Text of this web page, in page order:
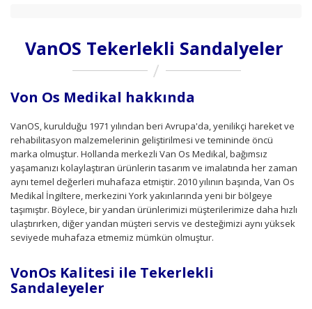
VanOS Tekerlekli Sandalyeler
Von Os Medikal hakkında
VanOS, kurulduğu 1971 yılından beri Avrupa'da, yenilikçi hareket ve
rehabilitasyon malzemelerinin geliştirilmesi ve temininde öncü
marka olmuştur. Hollanda merkezli Van Os Medikal, bağımsız
yaşamanızı kolaylaştıran ürünlerin tasarım ve imalatında her zaman
aynı temel değerleri muhafaza etmiştir. 2010 yılının başında, Van Os
Medikal İngiltere, merkezini York yakınlarında yeni bir bölgeye
taşımıştır. Böylece, bir yandan ürünlerimizi müşterilerimize daha hızlı
ulaştırırken, diğer yandan müşteri servis ve desteğimizi aynı yüksek
seviyede muhafaza etmemiz mümkün olmuştur.
VonOs Kalitesi ile Tekerlekli
Sandaleyeler